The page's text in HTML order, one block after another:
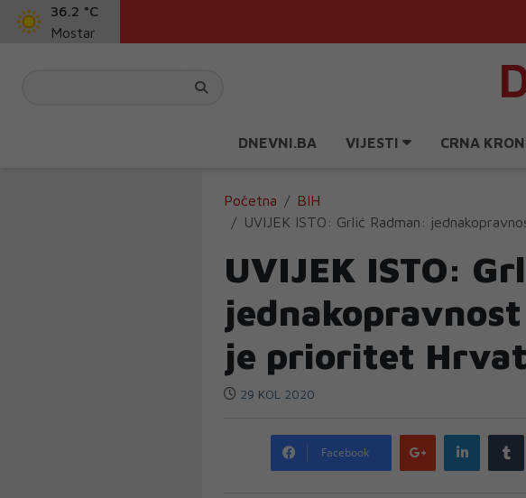
36.2 °C
Mostar
DNEVNI.BA VIJESTI CRNA
Početna
BIH
UVIJEK ISTO: Grlić Radman:
UVIJEK ISTO:
je prioritet
29 KOL 2020
Facebook
Google
plus
LinkedIn